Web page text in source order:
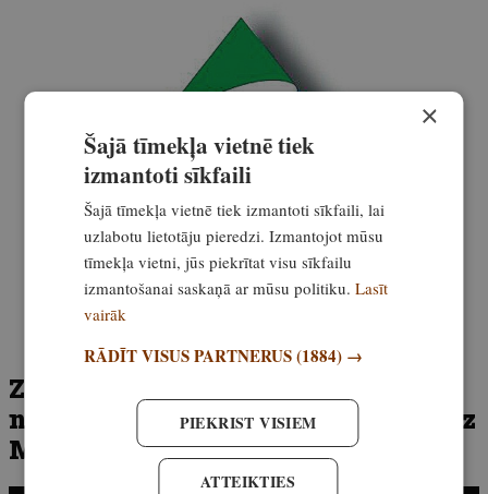
Zviedrijas LIELĀKO paliju te
noķēra latvietis! Dodamies copēt uz
Malgomaju
×
Šajā tīmekļa vietnē tiek
izmantoti sīkfaili
Šajā tīmekļa vietnē tiek izmantoti sīkfaili, lai
uzlabotu lietotāju pieredzi. Izmantojot mūsu
tīmekļa vietni, jūs piekrītat visu sīkfailu
izmantošanai saskaņā ar mūsu politiku.Lasīt
vairāk
RĀDĪT VISUS PARTNERUS(1884) →
PIEKRIST VISIEM
ATTEIKTIES